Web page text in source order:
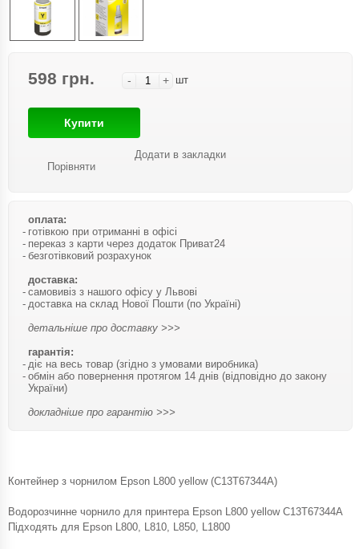
598 грн. - + шт
Купити
Порівняти
Додати в закладки
оплата:
готівкою при отриманні в офісі
переказ з карти через додаток Приват24
безготівковий розрахунок
доставка:
самовивіз з нашого офісу у Львові
доставка на склад Нової Пошти (по Україні)
детальніше про доставку >>>
гарантія:
діє на весь товар (згідно з умовами виробника)
обмін або повернення протягом 14 днів (відповідно до закону
України)
докладніше про гарантію >>>
Контейнер з чорнилом Epson L800 yellow (C13T67344A)
Водорозчинне чорнило для принтера Epson L800 yellow C13T67344A
Підходять для Epson L800, L810, L850, L1800